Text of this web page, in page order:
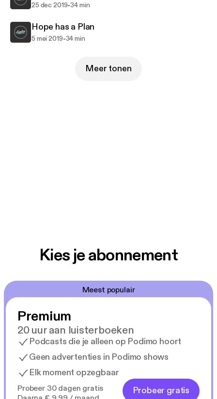
25 dec 2019-34 min
Hope has a Plan
5 mei 2019-34 min
Meer tonen
Kies je abonnement
Meest populair
Premium
20 uur aan luisterboeken
Podcasts die je alleen op Podimo hoort
Geen advertenties in Podimo shows
Elk moment opzegbaar
Probeer 30 dagen gratis
Probeer gratis